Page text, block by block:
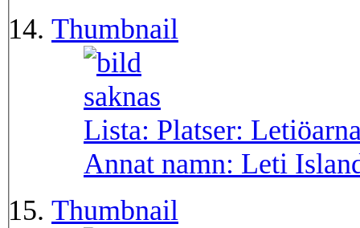
Thumbnail
Lista: Platser:
Annat namn: Leti
Thumbnail